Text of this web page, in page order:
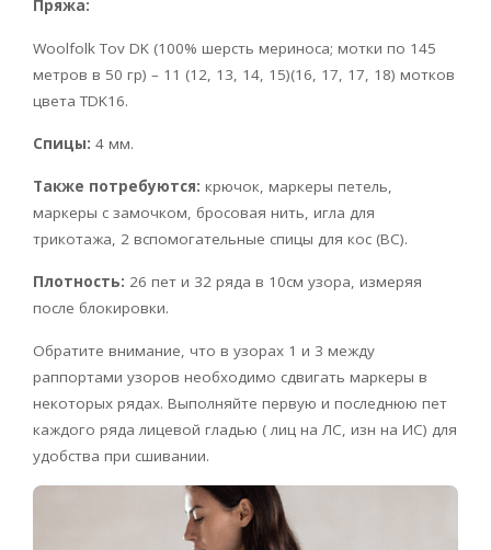
Пряжа:
Woolfolk Tov DK (100% шерсть мериноса; мотки по 145
метров в 50 гр) – 11 (12, 13, 14, 15)(16, 17, 17, 18) мотков
цвета TDK16.
Спицы: 4 мм.
Также потребуются: крючок, маркеры петель,
маркеры с замочком, бросовая нить, игла для
трикотажа, 2 вспомогательные спицы для кос (BC).
Плотность: 26 пет и 32 ряда в 10см узора, измеряя
после блокировки.
Обратите внимание, что в узорах 1 и 3 между
раппортами узоров необходимо сдвигать маркеры в
некоторых рядах. Выполняйте первую и последнюю пет
каждого ряда лицевой гладью ( лиц на ЛС, изн на ИС) для
удобства при сшивании.